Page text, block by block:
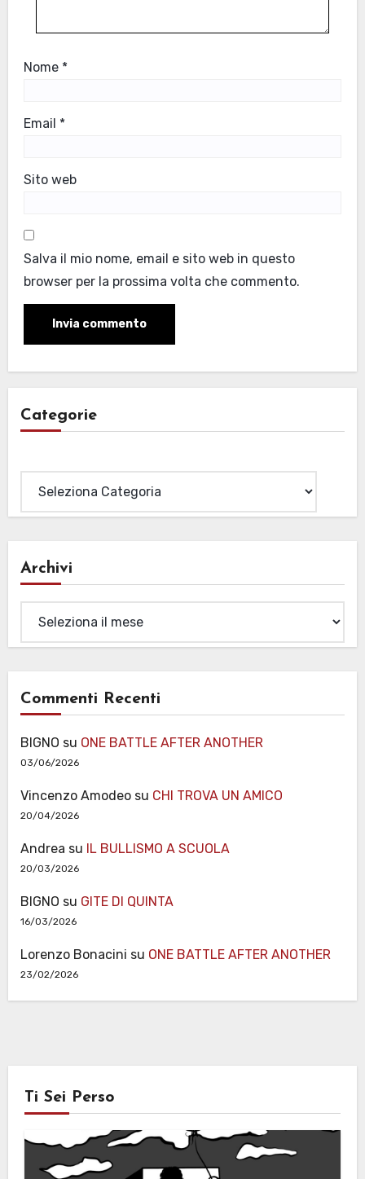
Nome *
Email *
Sito web
Salva il mio nome, email e sito web in questo
browser per la prossima volta che commento.
Categorie
Archivi
Commenti Recenti
BIGNO su ONE BATTLE AFTER ANOTHER
03/06/2026
Vincenzo Amodeosu CHI TROVA UN AMICO
20/04/2026
Andrea su IL BULLISMO A SCUOLA
20/03/2026
BIGNO su GITE DI QUINTA
16/03/2026
Lorenzo Bonacini su ONE BATTLE AFTER ANOTHER
23/02/2026
Ti Sei Perso